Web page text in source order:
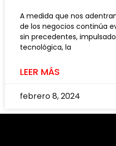
A medida que nos
de los negocios continúa
sin precedentes,
tecnológica, la
LEER MÁS
febrero 8, 2024